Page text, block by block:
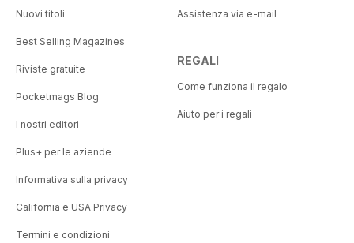
Nuovi titoli
Best Selling Magazines
Riviste gratuite
Pocketmags Blog
I nostri editori
Plus+ per le aziende
Informativa sulla privacy
California e USA Privacy
Termini e condizioni
Assistenza via e-mail
REGALI
Come funziona il regalo
Aiuto per i regali